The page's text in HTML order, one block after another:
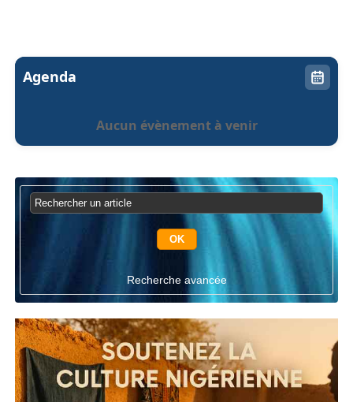
Agenda
Aucun évènement à venir
Recherche avancée